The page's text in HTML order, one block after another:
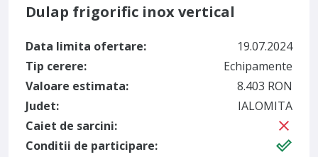
Dulap frigorific inox vertical
Data limita ofertare:
19.07.2024
Tip cerere:
Echipamente
Valoare estimata:
8.403 RON
Judet:
IALOMITA
Caiet de sarcini:
Conditii de participare: